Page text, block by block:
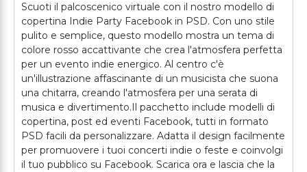
Scuoti il palcoscenico virtuale con il nostro modello di
copertina Indie Party Facebook in PSD. Con uno stile
pulito e semplice, questo modello mostra un tema di
colore rosso accattivante che crea l'atmosfera perfetta
per un evento indie energico. Al centro c'è
un'illustrazione affascinante di un musicista che suona
una chitarra, creando l'atmosfera per una serata di
musica e divertimento.Il pacchetto include modelli di
copertina, post ed eventi Facebook, tutti in formato
PSD facili da personalizzare. Adatta il design facilmente
per promuovere i tuoi concerti indie o feste e coinvolgi
il tuo pubblico su Facebook. Scarica ora e lascia che la